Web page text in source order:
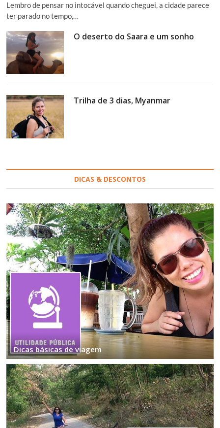
Lembro de pensar no intocável quando cheguei, a cidade parece
ter parado no tempo,…
O deserto do Saara e um sonho
Trilha de 3 dias, Myanmar
DICAS & DESCONTOS
Dicas básicas de viagem